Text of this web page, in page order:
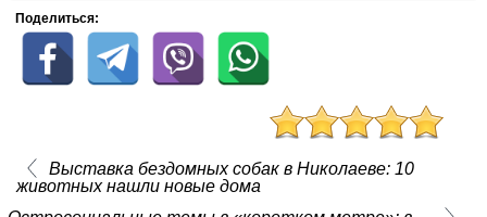
Поделиться:
Выставка бездомных собак в Николаеве: 10
животных нашли новые дома